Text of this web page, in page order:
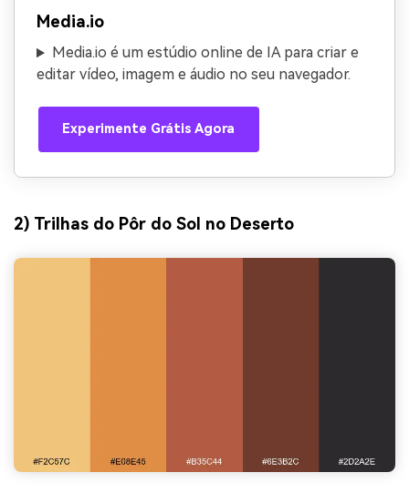
Media.io
Media.io é um estúdio online de IA para criar e
editar vídeo, imagem e áudio no seu navegador.
Experimente Grátis Agora
2) Trilhas do Pôr do Sol no Deserto